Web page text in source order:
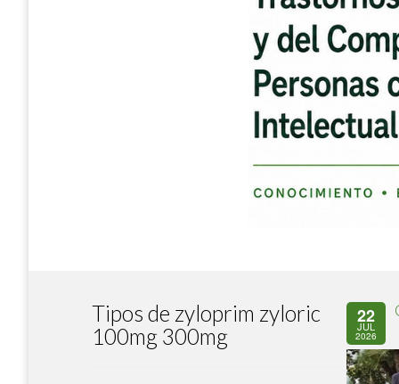
Tipos de zyloprim zyloric
100mg 300mg
22
JUL
2026